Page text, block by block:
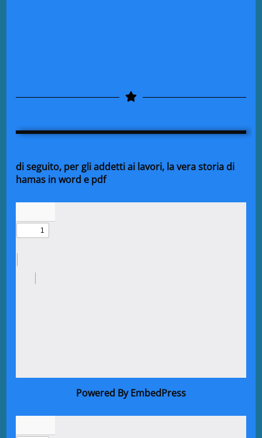
di seguito, per gli addetti ai lavori, la vera storia di
hamas in word e pdf
Powered By EmbedPress